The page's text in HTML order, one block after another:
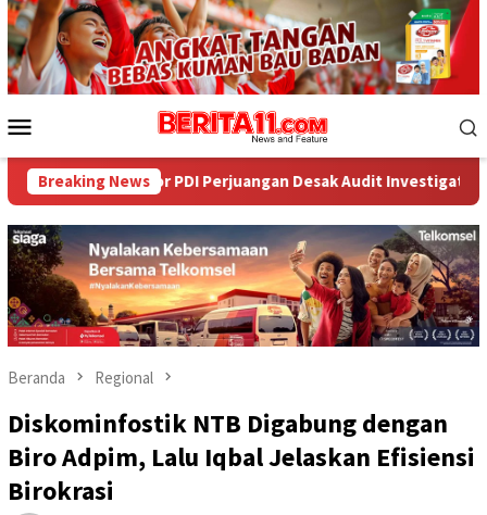
Loncat
ke
konten
Mobile
Breaking News
PDI Perjuangan Desak Audit Investigatif WNA Asal
Beranda Regional
Diskominfostik NTB Digabung dengan
Biro Adpim, Lalu Iqbal Jelaskan Efisiensi
Birokrasi